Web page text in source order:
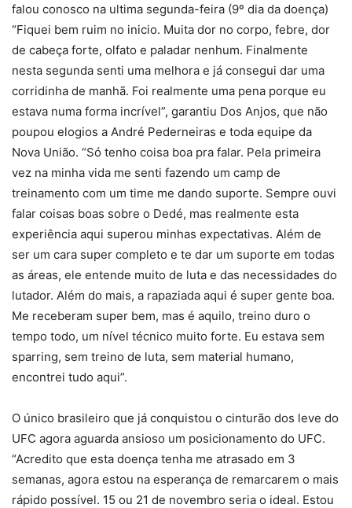
falou conosco na ultima segunda-feira (9º dia da doença)
“Fiquei bem ruim no inicio. Muita dor no corpo, febre, dor
de cabeça forte, olfato e paladar nenhum. Finalmente
nesta segunda senti uma melhora e já consegui dar uma
corridinha de manhã. Foi realmente uma pena porque eu
estava numa forma incrível”, garantiu Dos Anjos, que não
poupou elogios a André Pederneiras e toda equipe da
Nova União. “Só tenho coisa boa pra falar. Pela primeira
vez na minha vida me senti fazendo um camp de
treinamento com um time me dando suporte. Sempre ouvi
falar coisas boas sobre o Dedé, mas realmente esta
experiência aqui superou minhas expectativas. Além de
ser um cara super completo e te dar um suporte em todas
as áreas, ele entende muito de luta e das necessidades do
lutador. Além do mais, a rapaziada aqui é super gente boa.
Me receberam super bem, mas é aquilo, treino duro o
tempo todo, um nível técnico muito forte. Eu estava sem
sparring, sem treino de luta, sem material humano,
encontrei tudo aqui”.
O único brasileiro que já conquistou o cinturão dos leve do
UFC agora aguarda ansioso um posicionamento do UFC.
“Acredito que esta doença tenha me atrasado em 3
semanas, agora estou na esperança de remarcarem o mais
rápido possível. 15 ou 21 de novembro seria o ideal. Estou